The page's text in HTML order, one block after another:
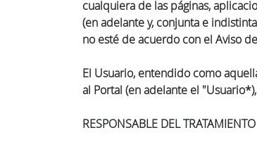
cualquiera de las páginas,
(en adelante y, conjunta e
no esté de acuerdo con el Aviso
El Usuario, entendido como
al Portal (en adelante el
RESPONSABLE DEL